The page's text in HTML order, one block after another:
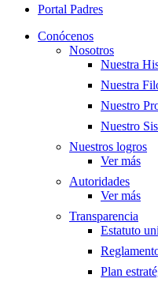
Portal Padres
Conócenos
Nosotros
Nuestra
Nuestra
Nuestro
Nuestro
Nuestros logros
Ver más
Autoridades
Ver más
Transparencia
Estatuto
Plan